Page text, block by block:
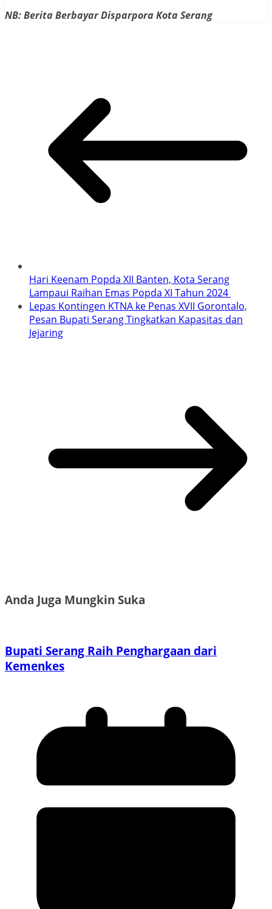
NB: Berita Berbayar Disparpora Kota Serang
Hari Keenam Popda XII Banten, Kota Serang
Lampaui Raihan Emas Popda XI Tahun 2024
Lepas Kontingen KTNA ke Penas XVII Gorontalo,
Pesan Bupati Serang Tingkatkan Kapasitas dan
Jejaring
Anda Juga Mungkin Suka
Bupati Serang Raih Penghargaan dari
Kemenkes